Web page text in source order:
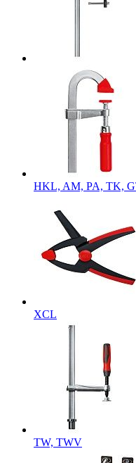
HKL, AM, PA, TK,
XCL
TW, TWV